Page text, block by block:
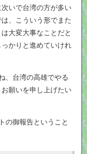
いで台湾の方が多い
、こういう形でまた
大変大事なことだと
かりと進めていけれ
、台湾の高雄でやる
願いを申し上げたい
の御報告ということ